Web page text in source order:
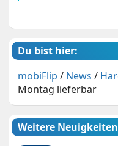
Du bist hier:
mobiFlip / News /
Montag lieferbar
Weitere Neuigkeiten